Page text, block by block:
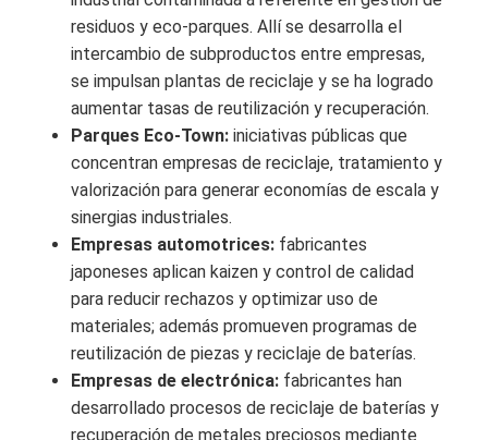
residuos y eco-parques. Allí se desarrolla el
intercambio de subproductos entre empresas,
se impulsan plantas de reciclaje y se ha logrado
aumentar tasas de reutilización y recuperación.
Parques Eco-Town: iniciativas públicas que
concentran empresas de reciclaje, tratamiento y
valorización para generar economías de escala y
sinergias industriales.
Empresas automotrices: fabricantes
japoneses aplican kaizen y control de calidad
para reducir rechazos y optimizar uso de
materiales; además promueven programas de
reutilización de piezas y reciclaje de baterías.
Empresas de electrónica: fabricantes han
desarrollado procesos de reciclaje de baterías y
recuperación de metales preciosos mediante